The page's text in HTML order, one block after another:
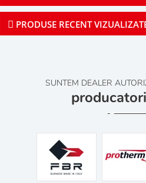
PRODUSE RECENT
SUNTEM DEALER